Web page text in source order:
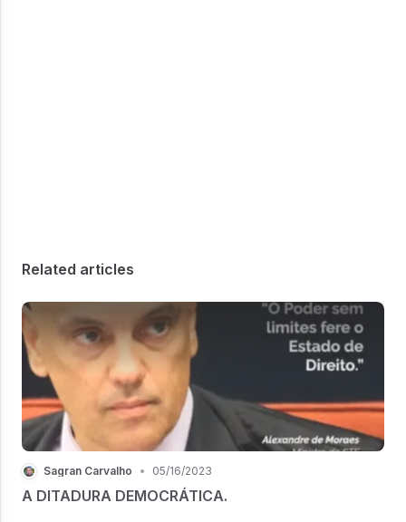
Related articles
Sagran Carvalho • 05/16/2023
A DITADURA DEMOCRÁTICA.